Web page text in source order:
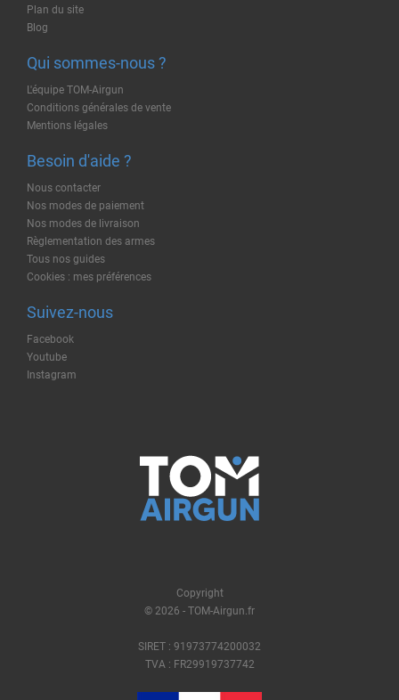
Plan du site
Blog
Qui sommes-nous ?
L'équipe TOM-Airgun
Conditions générales de vente
Mentions légales
Besoin d'aide ?
Nous contacter
Nos modes de paiement
Nos modes de livraison
Règlementation des armes
Tous nos guides
Cookies : mes préférences
Suivez-nous
Facebook
Youtube
Instagram
Copyright
© 2026 - TOM-Airgun.fr
SIRET : 91973774200032
TVA : FR29919737742